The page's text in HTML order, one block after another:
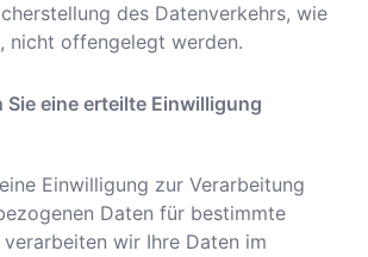
des Datenverkehrs, wie
nicht offengelegt werden.
Sie eine erteilte Einwilligung
Einwilligung zur Verarbeitung
Daten für bestimmte
wir Ihre Daten im